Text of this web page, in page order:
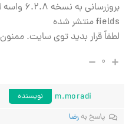
بروزرسانی به نسخه ۶.۲.۸ واسه افزون
fields منتشر شده
لطفاً قرار بدید توی سایت. ممنون
۰
m.moradi
نویسنده
پاسخ بهرضا